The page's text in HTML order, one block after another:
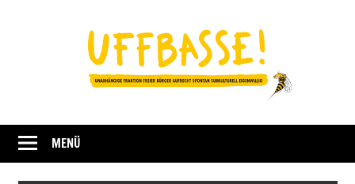
UFFBASSE!
Darmstadt
MENÜ